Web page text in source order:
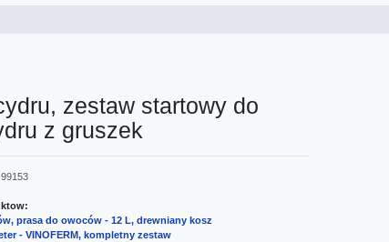
zestaw startowy do
z gruszek
prasa do owoców - 12 L, drewniany kosz
- VINOFERM, kompletny zestaw